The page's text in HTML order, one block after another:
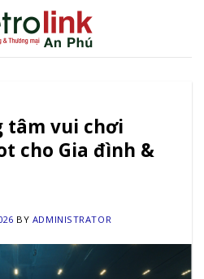
tâm vui chơi
cho Gia đình &
BY ADMINISTRATOR